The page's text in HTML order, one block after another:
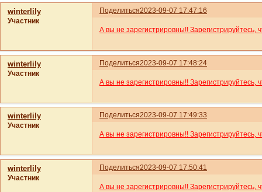
Поделиться2023-09-07 17:47:16
winterlily
Участник
А вы не зарегистрировны!! Зарегистрируйтесь,
Поделиться2023-09-07 17:48:24
winterlily
Участник
А вы не зарегистрировны!! Зарегистрируйтесь,
Поделиться2023-09-07 17:49:33
winterlily
Участник
А вы не зарегистрировны!! Зарегистрируйтесь,
Поделиться2023-09-07 17:50:41
winterlily
Участник
А вы не зарегистрировны!! Зарегистрируйтесь,